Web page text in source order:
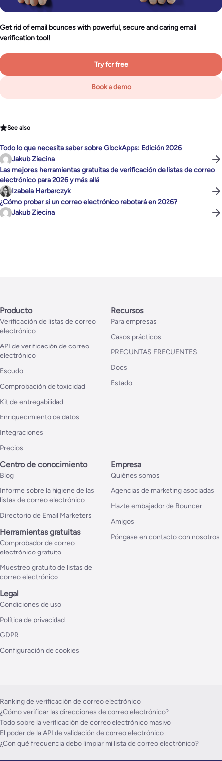
Get rid of email bounces with powerful, secure and caring email
verification tool!
Try for free
Book a demo
See also
Todo lo que necesita saber sobre GlockApps: Edición 2026
Jakub Ziecina
Las mejores herramientas gratuitas de verificación de listas de correo
electrónico para 2026 y más allá
Izabela Harbarczyk
¿Cómo probar si un correo electrónico rebotará en 2026?
Jakub Ziecina
Producto
Verificación de listas de correo
electrónico
API de verificación de correo
electrónico
Escudo
Comprobación de toxicidad
Kit de entregabilidad
Enriquecimiento de datos
Integraciones
Precios
Recursos
Para empresas
Casos prácticos
PREGUNTAS FRECUENTES
Docs
Estado
Centro de conocimiento
Blog
Informe sobre la higiene de las
listas de correo electrónico
Directorio de Email Marketers
Herramientas gratuitas
Comprobador de correo
electrónico gratuito
Muestreo gratuito de listas de
correo electrónico
Empresa
Quiénes somos
Agencias de marketing asociadas
Hazte embajador de Bouncer
Amigos
Póngase en contacto con nosotros
Legal
Condiciones de uso
Política de privacidad
GDPR
Configuración de cookies
Ranking de verificación de correo electrónico
¿Cómo verificar las direcciones de correo electrónico?
Todo sobre la verificación de correo electrónico masivo
El poder de la API de validación de correo electrónico
¿Con qué frecuencia debo limpiar mi lista de correo electrónico?